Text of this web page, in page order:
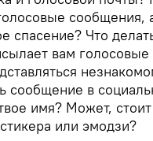
сообщения,
спасение? Что
вам
сообщение в
имя? Может, стоит
или эмодзи?